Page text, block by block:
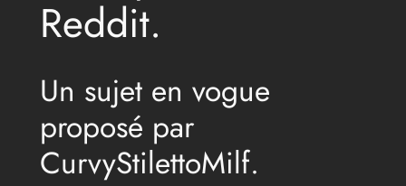
Reddit.
Un sujet en vogue
proposé par
CurvyStilettoMilf.